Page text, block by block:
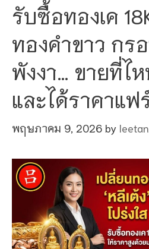
รับซื้อทองเค
ทองคำขาว กร
พังงา… ขายที่ไ
และได้ราคาแฟ
พฤษภาคม 9, 2026 by